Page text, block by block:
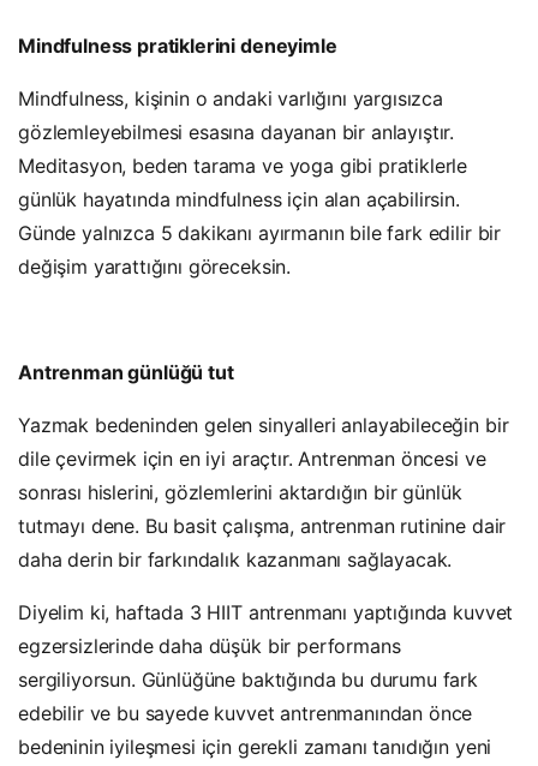
Mindfulness pratiklerini deneyimle
Mindfulness, kişinin o andaki varlığını yargısızca
gözlemleyebilmesi esasına dayanan bir anlayıştır.
Meditasyon, beden tarama ve yoga gibi pratiklerle
günlük hayatında mindfulness için alan açabilirsin.
Günde yalnızca 5 dakikanı ayırmanın bile fark edilir bir
değişim yarattığını göreceksin.
Antrenman günlüğü tut
Yazmak bedeninden gelen sinyalleri anlayabileceğin bir
dile çevirmek için en iyi araçtır. Antrenman öncesi ve
sonrası hislerini, gözlemlerini aktardığın bir günlük
tutmayı dene. Bu basit çalışma, antrenman rutinine dair
daha derin bir farkındalık kazanmanı sağlayacak.
Diyelim ki, haftada 3 HIIT antrenmanı yaptığında kuvvet
egzersizlerinde daha düşük bir performans
sergiliyorsun. Günlüğüne baktığında bu durumu fark
edebilir ve bu sayede kuvvet antrenmanından önce
bedeninin iyileşmesi için gerekli zamanı tanıdığın yeni